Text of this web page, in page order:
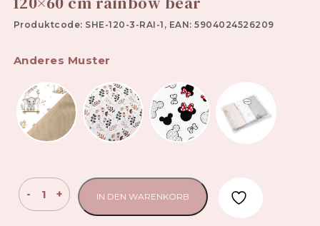
Produktcode: SHE-120-3-RAI-1, EAN: 5904024526209
Anderes Muster
-
Baumwoll-
Spannbettlaken
+ IN DEN WARENKORB